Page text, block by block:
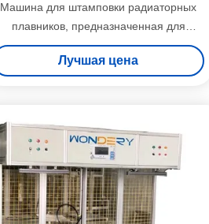
Машина для штамповки радиаторных
плавников, предназначенная для
промышленного предложения
последовательного оффсета
Лучшая цена